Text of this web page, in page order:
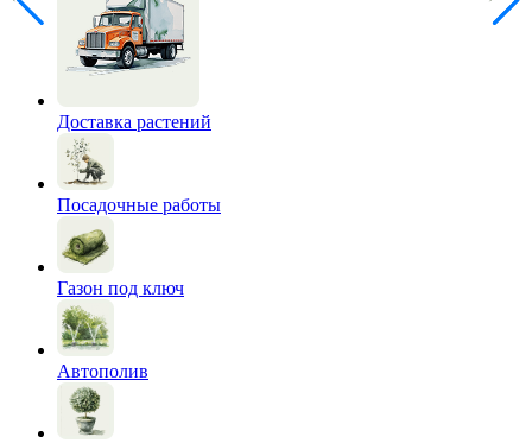
Доставка растений
Посадочные работы
Газон под ключ
Автополив